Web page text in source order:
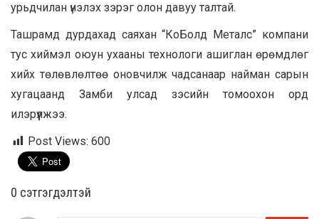
урьдчилан үнэлэх зэрэг олон давуу талтай.
Ташрамд дурдахад саяхан “КоБолд Металс” компани
тус хиймэл оюун ухааны технологи ашиглан өрөмдлөг
хийх төлөвлөлтөө оновчилж чадсанаар найман сарын
хугацаанд Замби улсад зэсийн томоохон орд
илэрүүлжээ.
Post Views: 600
0 cэтгэгдэлтэй